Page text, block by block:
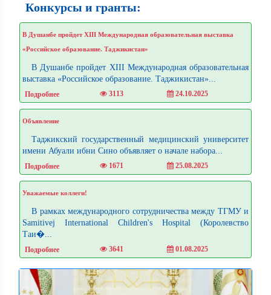
Конкурсы и гранты:
В Душанбе пройдет XIII Международная образовательная выставка
«Российское образование. Таджикистан»
В Душанбе пройдет XIII Международная образовательная
выставка «Российское образование. Таджикистан»...
Подробнее 3113 24.10.2025
Объявление
Таджикский государственный медицинский университет
имени Абуали ибни Сино объявляет о начале набора...
Подробнее 1671 25.08.2025
Уважаемые коллеги!
В рамках международного сотрудничества между ТГМУ и
Samitivej International Children's Hospital (Королевство
Таи�...
Подробнее 3641 01.08.2025